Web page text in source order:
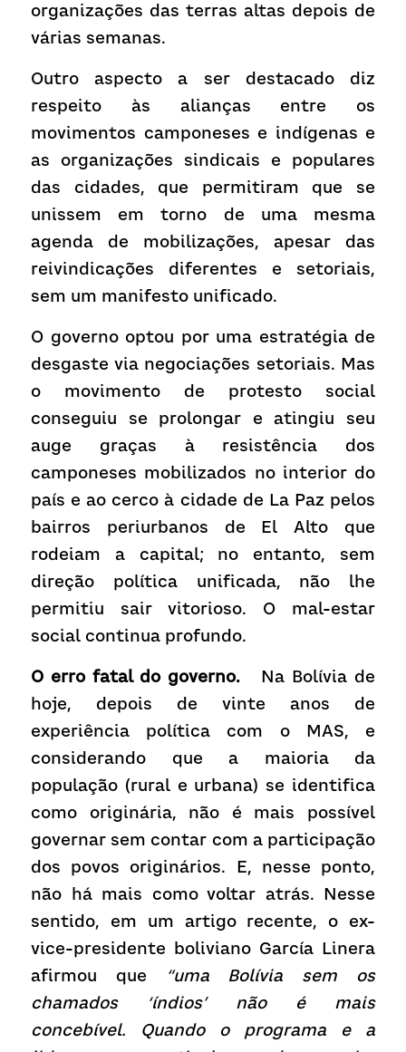
organizações das terras altas depois de
várias semanas.
Outro aspecto a ser destacado diz
respeito às alianças entre os
movimentos camponeses e indígenas e
as organizações sindicais e populares
das cidades, que permitiram que se
unissem em torno de uma mesma
agenda de mobilizações, apesar das
reivindicações diferentes e setoriais,
sem um manifesto unificado.
O governo optou por uma estratégia de
desgaste via negociações setoriais. Mas
o movimento de protesto social
conseguiu se prolongar e atingiu seu
auge graças à resistência dos
camponeses mobilizados no interior do
país e ao cerco à cidade de La Paz pelos
bairros periurbanos de El Alto que
rodeiam a capital; no entanto, sem
direção política unificada, não lhe
permitiu sair vitorioso. O mal-estar
social continua profundo.
O erro fatal do governo.
Na Bolívia de
hoje, depois de vinte anos de
experiência política com o MAS, e
considerando que a maioria da
população (rural e urbana) se identifica
como originária, não é mais possível
governar sem contar com a participação
dos povos originários. E, nesse ponto,
não há mais como voltar atrás. Nesse
sentido, em um artigo recente, o ex-
vice-presidente boliviano García Linera
afirmou que
“uma Bolívia sem os
chamados ‘índios’ não é mais
concebível. Quando o programa e a